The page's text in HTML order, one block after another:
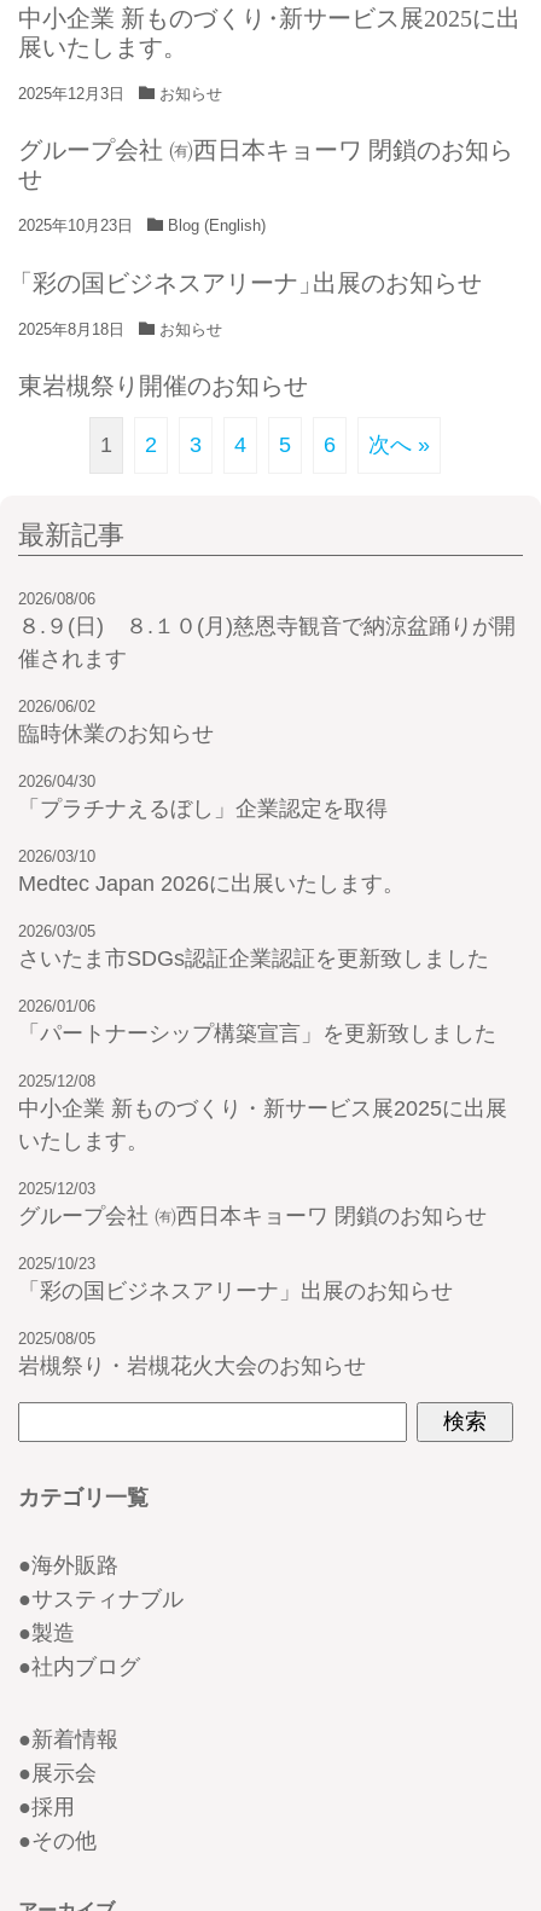
中小企業 新ものづくり ・新サービス展2025に出
展いたします。
2025年12月3日 お知らせ
グループ会社 ㈲西日本キョーワ 閉鎖のお知ら
せ
2025年10月23日 Blog (English)
「彩の国ビジネスアリーナ 」出展のお知らせ
2025年8月18日 お知らせ
東岩槻祭り開催のお知らせ
1 2 3 4 5 6 次へ »
最新記事
2026/08/06
８.９(日) ８.１０(月)慈恩寺観音で納涼盆踊りが開
催されます
2026/06/02
臨時休業のお知らせ
2026/04/30
「プラチナえるぼし」企業認定を取得
2026/03/10
Medtec Japan 2026に出展いたします。
2026/03/05
さいたま市SDGs認証企業認証を更新致しました
2026/01/06
「パートナーシップ構築宣言」を更新致しました
2025/12/08
中小企業 新ものづくり・新サービス展2025に出展
いたします。
2025/12/03
グループ会社 ㈲西日本キョーワ 閉鎖のお知らせ
2025/10/23
「彩の国ビジネスアリーナ」出展のお知らせ
2025/08/05
岩槻祭り・岩槻花火大会のお知らせ
カテゴリ一覧
●海外販路
●サスティナブル
●製造
●社内ブログ
●新着情報
●展示会
●採用
●その他